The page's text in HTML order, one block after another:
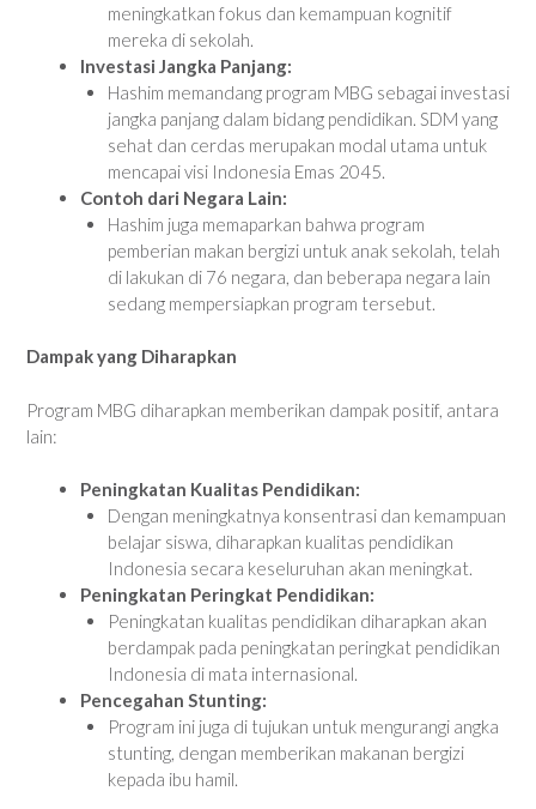
meningkatkan fokus dan kemampuan kognitif
mereka di sekolah.
Investasi Jangka Panjang:
Hashim memandang program MBG sebagai investasi
jangka panjang dalam bidang pendidikan. SDM yang
sehat dan cerdas merupakan modal utama untuk
mencapai visi Indonesia Emas 2045.
Contoh dari Negara Lain:
Hashim juga memaparkan bahwa program
pemberian makan bergizi untuk anak sekolah, telah
di lakukan di 76 negara, dan beberapa negara lain
sedang mempersiapkan program tersebut.
Dampak yang Diharapkan
Program MBG diharapkan memberikan dampak positif, antara
lain:
Peningkatan Kualitas Pendidikan:
Dengan meningkatnya konsentrasi dan kemampuan
belajar siswa, diharapkan kualitas pendidikan
Indonesia secara keseluruhan akan meningkat.
Peningkatan Peringkat Pendidikan:
Peningkatan kualitas pendidikan diharapkan akan
berdampak pada peningkatan peringkat pendidikan
Indonesia di mata internasional.
Pencegahan Stunting:
Program ini juga di tujukan untuk mengurangi angka
stunting, dengan memberikan makanan bergizi
kepada ibu hamil.